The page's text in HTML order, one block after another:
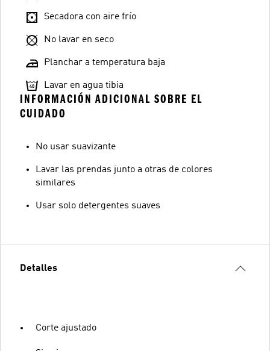
Secadora con aire frío
No lavar en seco
Planchar a temperatura baja
Lavar en agua tibia
INFORMACIÓN ADICIONAL SOBRE EL
CUIDADO
No usar suavizante
Lavar las prendas junto a otras de colores
similares
Usar solo detergentes suaves
Detalles
Corte ajustado